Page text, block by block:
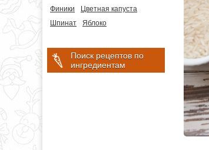
Финики
Цветная капуста
Шпинат
Яблоко
Поиск рецептов по
ингредиентам